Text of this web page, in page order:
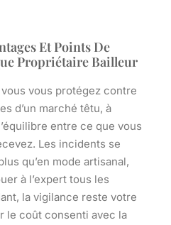
Et Points De
Propriétaire Bailleur
vous protégez contre
d’un marché têtu, à
entre ce que vous
Les incidents se
qu’en mode artisanal,
à l’expert tous les
la vigilance reste votre
le coût consenti avec la